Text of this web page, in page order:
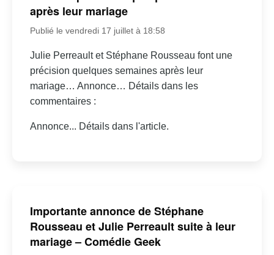
après leur mariage
Publié le vendredi 17 juillet à 18:58
Julie Perreault et Stéphane Rousseau font une
précision quelques semaines après leur
mariage… Annonce… Détails dans les
commentaires :
Annonce... Détails dans l'article.
Importante annonce de Stéphane
Rousseau et Julie Perreault suite à leur
mariage – Comédie Geek